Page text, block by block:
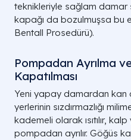
teknikleriyle sağlam damar
kapağı da bozulmuşsa bu
Bentall Prosedürü).
Pompadan Ayrılma
Kapatılması
Yeni yapay damardan kan
yerlerinin sızdırmazlığı
kademeli olarak ısıtılır,
pompadan ayrılır. Göğüs